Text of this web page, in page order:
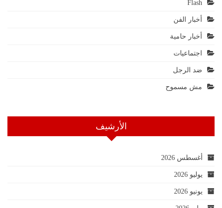
Flash
أخبار الفن
أخبار حامية
اجتماعيات
ضد الرجل
مش مسموح
الأرشيف
أغسطس 2026
يوليو 2026
يونيو 2026